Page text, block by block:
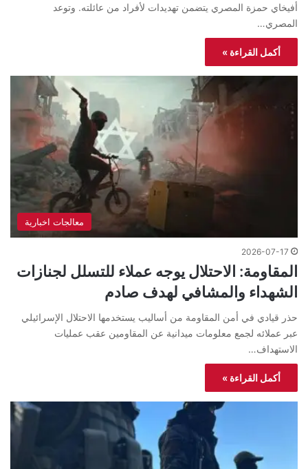
أفيخاي حمزة المصري يتضمن تهديدات لأفراد من عائلته. وتوعد
المصري…
أكمل القراءة »
معالجات اخبارية
2026-07-17
المقاومة: الاحتلال يوجه عملاء للتسلل لجنازات
الشهداء والمشافي لهدف صادم
حذر قيادي في أمن المقاومة من أساليب يستخدمها الاحتلال الإسرائيلي
عبر عملائه لجمع معلومات ميدانية عن المقاومين عقب عمليات
الاستهداف…
أكمل القراءة »